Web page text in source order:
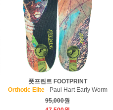
풋프린트 FOOTPRINT
Orthotic Elite- Paul Hart Early Worm
95,000원